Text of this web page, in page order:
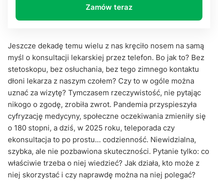
Między ekranem, a sercem
Zamów teraz
Jeszcze dekadę temu wielu z nas kręciło nosem na samą
myśl o konsultacji lekarskiej przez telefon. Bo jak to? Bez
stetoskopu, bez osłuchania, bez tego zimnego kontaktu
dłoni lekarza z naszym czołem? Czy to w ogóle można
uznać za wizytę? Tymczasem rzeczywistość, nie pytając
nikogo o zgodę, zrobiła zwrot. Pandemia przyspieszyła
cyfryzację medycyny, społeczne oczekiwania zmieniły się
o 180 stopni, a dziś, w 2025 roku, teleporada czy
ekonsultacja to po prostu… codzienność. Niewidzialna,
szybka, ale nie pozbawiona skuteczności. Pytanie tylko: co
właściwie trzeba o niej wiedzieć? Jak działa, kto może z
niej skorzystać i czy naprawdę można na niej polegać?